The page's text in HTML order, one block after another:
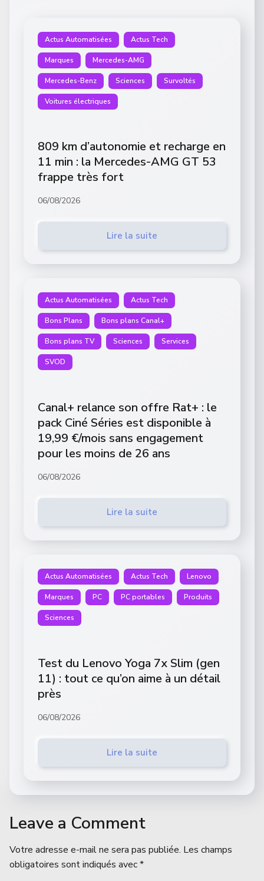
Actus Automatisées Actus Tech
Marques Mercedes-AMG
Mercedes-Benz Sciences Survoltés
Voitures électriques
809 km d’autonomie et recharge en
11 min : la Mercedes-AMG GT 53
frappe très fort
06/08/2026
Lire la suite
Actus Automatisées Actus Tech
Bons Plans Bons plans Canal+
Bons plans TV Sciences Services
SVOD
Canal+ relance son offre Rat+ : le
pack Ciné Séries est disponible à
19,99 €/mois sans engagement
pour les moins de 26 ans
06/08/2026
Lire la suite
Actus Automatisées Actus Tech Lenovo
Marques PC PC portables Produits
Sciences
Test du Lenovo Yoga 7x Slim (gen
11) : tout ce qu’on aime à un détail
près
06/08/2026
Lire la suite
Leave a Comment
Votre adresse e-mail ne sera pas publiée. Les champs
obligatoires sont indiqués avec*